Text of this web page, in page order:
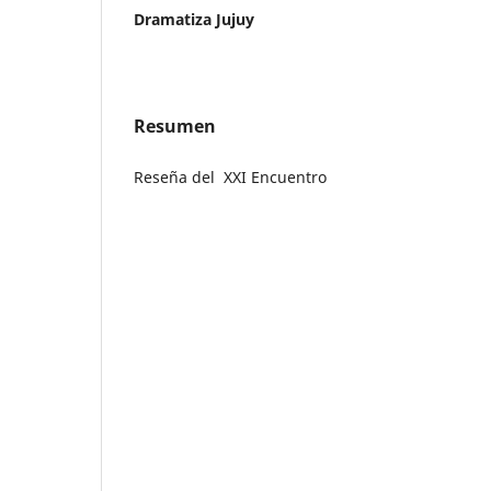
Dramatiza Jujuy
Resumen
Reseña del XXI Encuentro